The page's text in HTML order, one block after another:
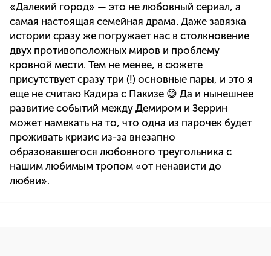
«Далекий город» — это не любовный сериал, а
самая настоящая семейная драма. Даже завязка
истории сразу же погружает нас в столкновение
двух противоположных миров и проблему
кровной мести. Тем не менее, в сюжете
присутствует сразу три (!) основные пары, и это я
еще не считаю Кадира с Пакизе 😅 Да и нынешнее
развитие событий между Демиром и Зеррин
может намекать на то, что одна из парочек будет
проживать кризис из-за внезапно
образовавшегося любовного треугольника с
нашим любимым тропом «от ненависти до
любви».